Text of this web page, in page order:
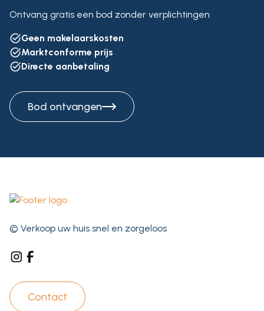
Ontvang gratis een bod zonder verplichtingen
Geen makelaarskosten
Marktconforme prijs
Directe aanbetaling
Bod ontvangen
© Verkoop uw huis snel en zorgeloos
Contact